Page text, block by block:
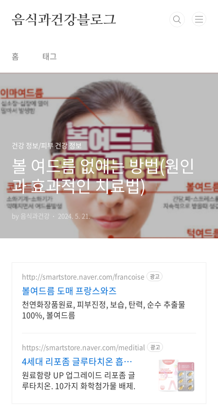
음식과건강블로그
홈 태그
건강 정보/피부 건강 정보
볼 여드름 없애는 방법(원인
과 효과적인 치료법)
by 음식과건강 2024. 5. 21.
http://smartstore.naver.com/francoise 광고
볼여드름 도매 프랑스와즈
천연화장품원료, 피부진정, 보습, 탄력, 순수 추출물
100%, 볼여드름
https://smartstore.naver.com/meditial 광고
4세대 리포좀 글루타치온 흡수
율,순도 높은 글루타치온
원료함량 UP 업그레이드 리포좀 글
루타치온. 10가지 화학첨가물 배제.